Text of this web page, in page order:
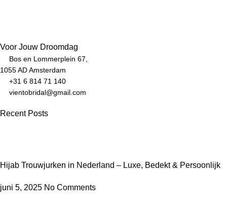
Voor Jouw Droomdag
Bos en Lommerplein 67,
1055 AD Amsterdam
+31 6 814 71 140
vientobridal@gmail.com
Recent Posts
Hijab Trouwjurken in Nederland – Luxe, Bedekt & Persoonlijk
juni 5, 2025 No Comments